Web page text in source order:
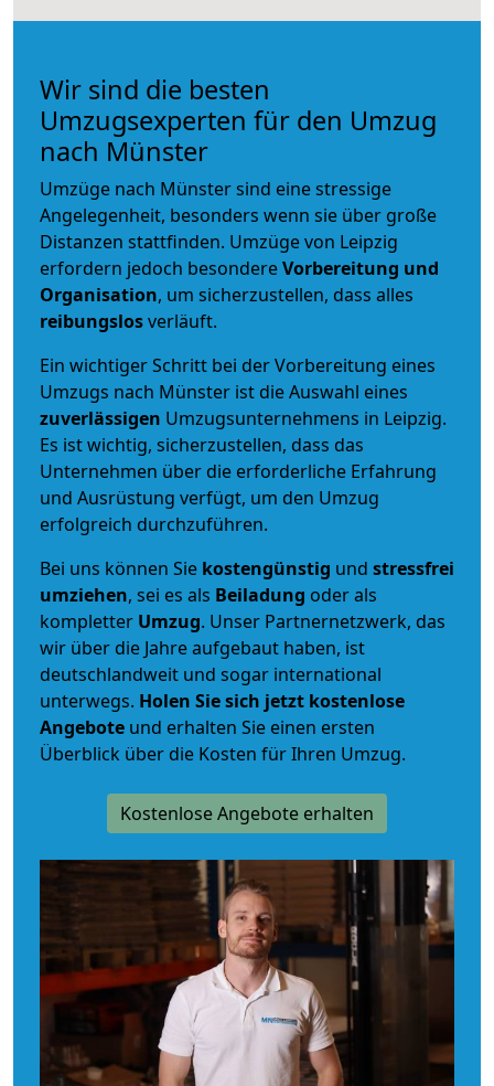
Wir sind die besten
Umzugsexperten für den Umzug
nach Münster
Umzüge nach Münster sind eine stressige
Angelegenheit, besonders wenn sie über große
Distanzen stattfinden. Umzüge von Leipzig
erfordern jedoch besondereVorbereitung und
Organisation, um sicherzustellen, dass alles
reibungslosverläuft.
Ein wichtiger Schritt bei der Vorbereitung eines
Umzugs nach Münster ist die Auswahl eines
zuverlässigen Umzugsunternehmens in Leipzig.
Es ist wichtig, sicherzustellen, dass das
Unternehmen über die erforderliche Erfahrung
und Ausrüstung verfügt, um den Umzug
erfolgreich durchzuführen.
Bei uns können Sie kostengünstig und stressfrei
umziehen, sei es als Beiladung oder als
kompletter Umzug. Unser Partnernetzwerk, das
wir über die Jahre aufgebaut haben, ist
deutschlandweit und sogar international
unterwegs. Holen Sie sich jetzt kostenlose
Angebote und erhalten Sie einen ersten
Überblick über die Kosten für Ihren Umzug.
Kostenlose Angebote erhalten